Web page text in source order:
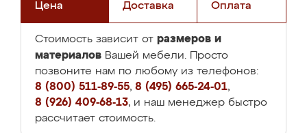
Цена Доставка Оплата
Стоимость зависит от размеров и
материалов Вашей мебели. Просто
позвоните нам по любому из телефонов:
8 (800) 511-89-55, 8 (495) 665-24-01,
8 (926) 409-68-13, и наш менеджер быстро
рассчитает стоимость.